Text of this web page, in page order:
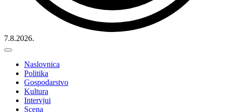
7.8.2026.
Naslovnica
Politika
Gospodarstvo
Kultura
Intervjui
Scena